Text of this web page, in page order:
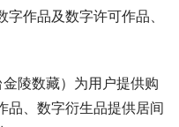
作品及数字许可作品、
陵数藏）为用户提供购
品、数字衍生品提供居间